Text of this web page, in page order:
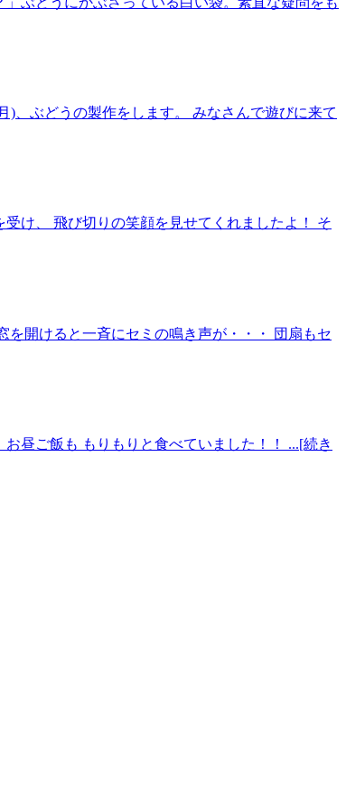
、ぶどうの製作をします。 みなさんで遊びに来て
け、 飛び切りの笑顔を見せてくれましたよ！ そ
を開けると一斉にセミの鳴き声が・・・ 団扇もセ
昼ご飯も もりもりと食べていました！！ ...[続き